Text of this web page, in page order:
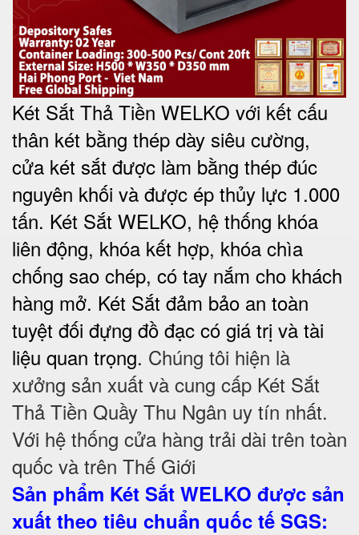
Két Sắt Thả Tiền WELKO với kết cấu
thân két bằng thép dày siêu cường,
cửa két sắt được làm bằng thép đúc
nguyên khối và được ép thủy lực 1.000
tấn. Két Sắt WELKO, hệ thống khóa
liên động, khóa kết hợp, khóa chìa
chống sao chép, có tay nắm cho khách
hàng mở. Két Sắt đảm bảo an toàn
tuyệt đối đựng đồ đạc có giá trị và tài
liệu quan trọng. Chúng tôi hiện là
xưởng sản xuất và cung cấp Két Sắt
Thả Tiền Quầy Thu Ngân uy tín nhất.
Với hệ thống cửa hàng trải dài trên toàn
quốc và trên Thế Giới
Sản phẩm Két Sắt WELKO được sản
xuất theo tiêu chuẩn quốc tế SGS: